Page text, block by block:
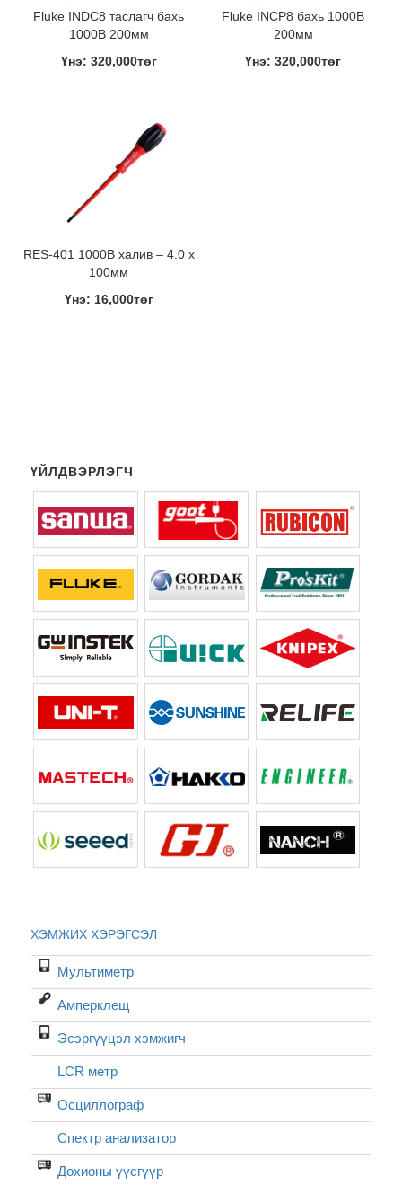
Fluke INDC8 таслагч бахь
1000В 200мм
Үнэ: 320,000төг
Fluke INCP8 бахь 1000В
200мм
Үнэ: 320,000төг
RES-401 1000В халив – 4.0 x
100мм
Үнэ: 16,000төг
ҮЙЛДВЭРЛЭГЧ
ХЭМЖИХ ХЭРЭГСЭЛ
Мультиметр
Амперклещ
Эсэргүүцэл хэмжигч
LCR метр
Осциллограф
Спектр анализатор
Дохионы үүсгүүр